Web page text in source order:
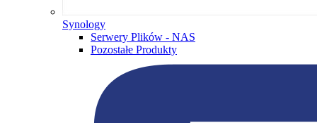
Synology
Serwery Plików - NAS
Pozostałe Produkty